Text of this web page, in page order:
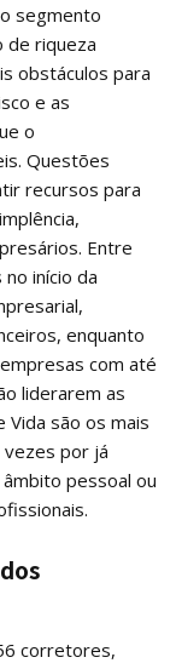
segmento
de riqueza
obstáculos para
e as
o
Questões
recursos para
Entre
início da
enquanto
com até
liderarem as
são os mais
por já
pessoal ou
corretores,